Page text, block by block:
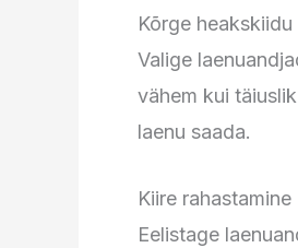
Kõrge
Valige
vähem kui
laenu saada.
Kiire rahastamine
Eelistage